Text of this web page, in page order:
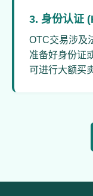
3. 身份认证
OTC交易涉及
准备好身份证
可进行大额买